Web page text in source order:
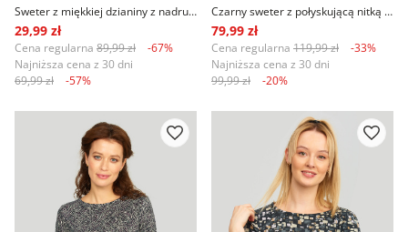
Sweter z miękkiej dzianiny z nadrukiem
29,99 zł
Cena regularna 89,99 zł
-67%
Najniższa cena z 30 dni
69,99 zł
-57%
Czarny sweter z połyskującą nitką i ozdobnym przeszyciem na plecach
79,99 zł
Cena regularna 119,99 zł
-33%
Najniższa cena z 30 dni
99,99 zł
-20%